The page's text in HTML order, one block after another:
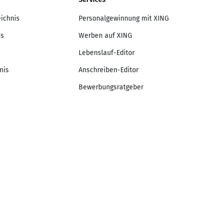
Personalgewinnung mit XING
Werben auf XING
Lebenslauf-Editor
Anschreiben-Editor
Bewerbungsratgeber